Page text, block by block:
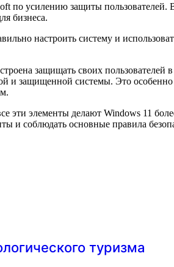
по усилению защиты
бизнеса.
настроить систему и
защищать своих пользователей
и защищенной системы. Это
эти элементы делают Windows 11
и соблюдать основные правила
туризма